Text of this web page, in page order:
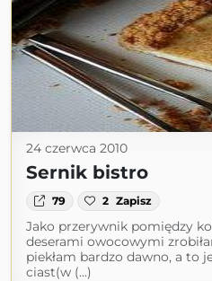
24 czerwca 2010
Sernik bistro
79 2 Zapisz
Jako przerywnik pomiędzy
deserami owocowymi
piekłam bardzo dawno, a to
ciast(w (...)